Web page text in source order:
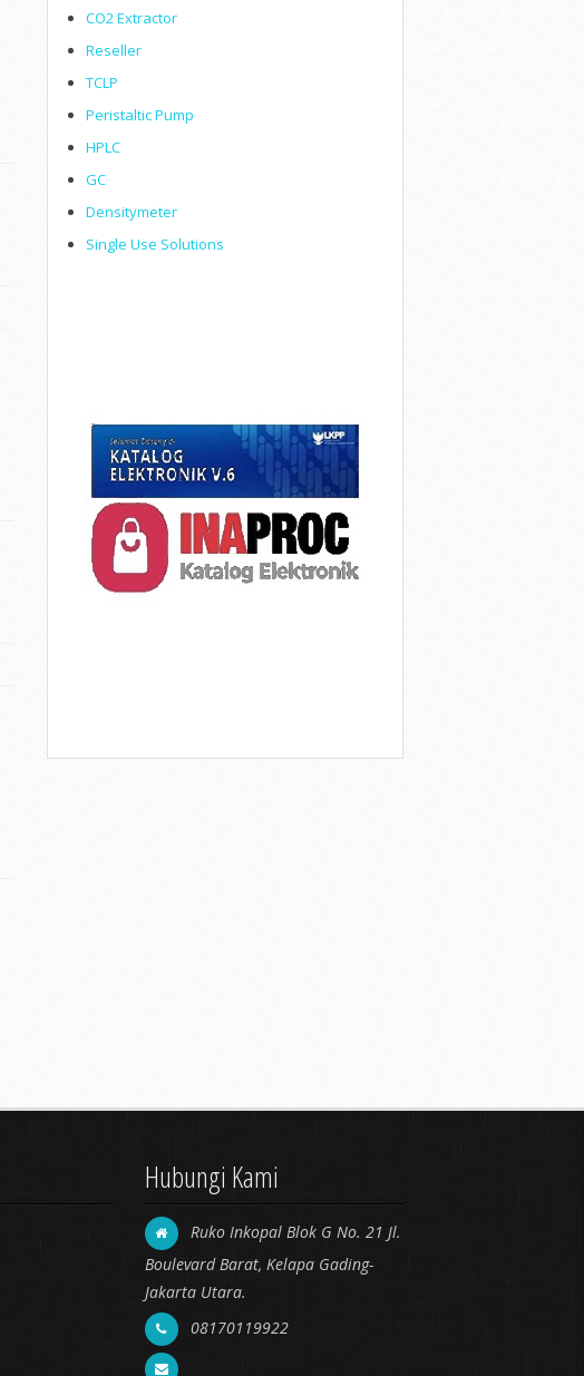
CO2 Extractor
Reseller
TCLP
Peristaltic Pump
HPLC
GC
Densitymeter
Single Use Solutions
Hubungi Kami
Ruko Inkopal Blok G No. 21 Jl.
Boulevard Barat, Kelapa Gading-
Jakarta Utara.
08170119922